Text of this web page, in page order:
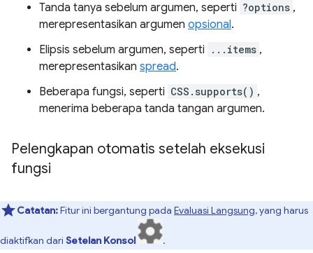
Tanda tanya sebelum argumen, seperti ?options ,
merepresentasikan argumen opsional.
Elipsis sebelum argumen, seperti
...items ,
merepresentasikan spread.
Beberapa fungsi, seperti CSS.supports() ,
menerima beberapa tanda tangan argumen.
Pelengkapan otomatis setelah eksekusi
fungsi
Catatan:Fitur ini bergantung pada Evaluasi Langsung, yang harus
diaktifkan dari Setelan Konsol .